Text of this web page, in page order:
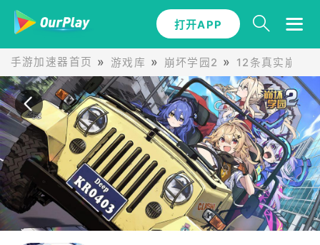
手游加速器首页 游戏库 崩坏学园2 12条真实崩坏
打开APP